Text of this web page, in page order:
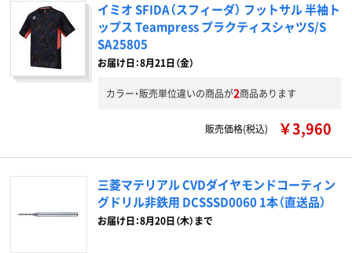
イミオ SFIDA（スフィーダ） フットサル 半袖ト
ップス Teampress プラクティスシャツS/S
SA25805
お届け日：8月21日（金）
カラー・販売単位違いの商品が2商品あります
販売価格(税込) ￥3,960
三菱マテリアル CVDダイヤモンドコーティン
グドリル非鉄用 DCSSSD0060 1本（直送品）
お届け日：8月20日（木）まで